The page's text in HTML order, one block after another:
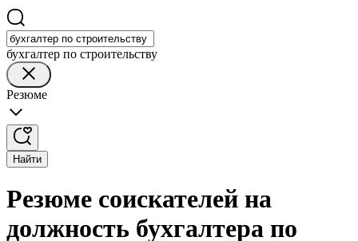
бухгалтер по строительству
Резюме
Найти
Резюме соискателей на
должность бухгалтера по